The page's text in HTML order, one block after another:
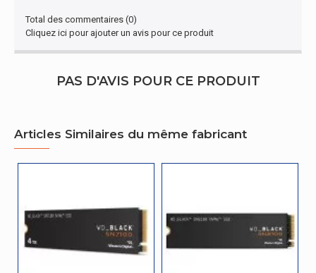
Facteur de forme SSD
Total des commentaires (0)
Cliquez ici pour ajouter un avis pour ce produit
PAS D'AVIS POUR CE PRODUIT
Articles Similaires du même fabricant